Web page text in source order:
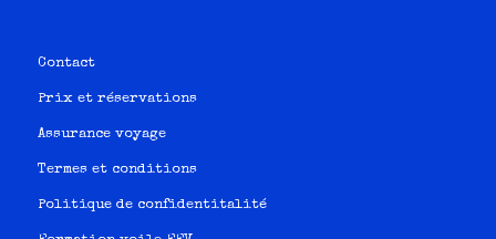
Contact
Prix et réservations
Assurance voyage
Termes et conditions
Politique de confidentitalité